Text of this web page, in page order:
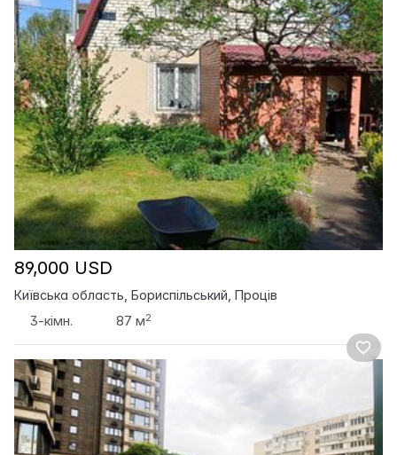
89,000 USD
Київська область, Бориспільський, Проців
3-кімн.
87 м2